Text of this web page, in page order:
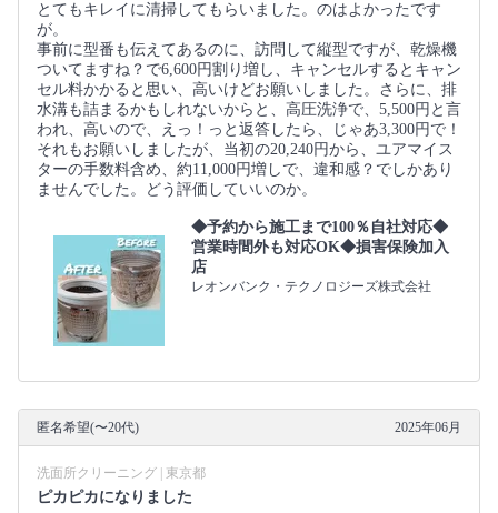
とてもキレイに清掃してもらいました。のはよかったです
が。
事前に型番も伝えてあるのに、訪問して縦型ですが、乾燥機
ついてますね？で6,600円割り増し、キャンセルするとキャン
セル料かかると思い、高いけどお願いしました。さらに、排
水溝も詰まるかもしれないからと、高圧洗浄で、5,500円と言
われ、高いので、えっ！っと返答したら、じゃあ3,300円で！
それもお願いしましたが、当初の20,240円から、ユアマイス
ターの手数料含め、約11,000円増しで、違和感？でしかあり
ませんでした。どう評価していいのか。
◆予約から施工まで100％自社対応◆
営業時間外も対応OK◆損害保険加入
店
レオンバンク・テクノロジーズ株式会社
匿名希望(〜20代) 2025年06月
洗面所クリーニング | 東京都
ピカピカになりました